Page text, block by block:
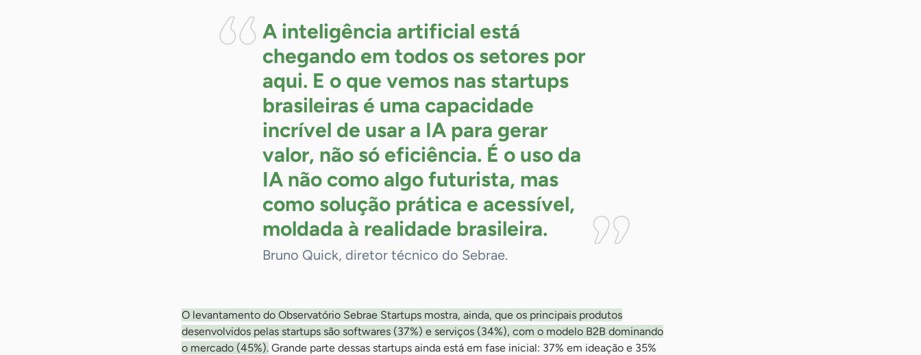
A inteligência artificial está
chegando em todos os setores por
aqui. E o que vemos nas startups
brasileiras é uma capacidade
incrível de usar a IA para gerar
valor, não só eficiência. É o uso da
IA não como algo futurista, mas
como solução prática e acessível,
moldada à realidade brasileira.
Bruno Quick, diretor técnico do Sebrae.
O levantamento do Observatório Sebrae Startups mostra, ainda, que os principais produtos
desenvolvidos pelas startups são softwares (37%) e serviços (34%), com o modelo B2B dominando
o mercado (45%). Grande parte dessas startups ainda está em fase inicial: 37% em ideação e 35%